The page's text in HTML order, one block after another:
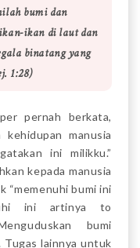
bumi dan
ikan di laut dan
binatang yang
1:28)
pernah berkata,
manusia
ini milikku.”
kepada manusia
“memenuhi bumi ini
ini artinya to
bumi
lainnya untuk